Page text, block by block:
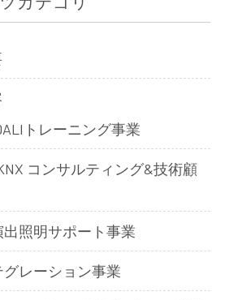
トレーニング事業
コンサルティング&技術顧
出照明サポート事業
グレーション事業